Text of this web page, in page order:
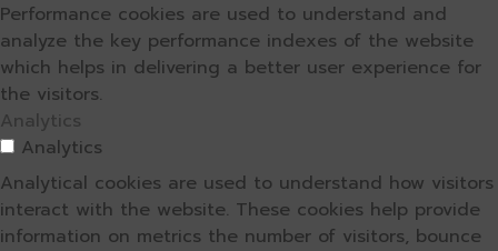
Performance cookies are used to understand and
analyze the key performance indexes of the website
which helps in delivering a better user experience for
the visitors.
Analytics
Analytics
Analytical cookies are used to understand how visitors
interact with the website. These cookies help provide
information on metrics the number of visitors, bounce